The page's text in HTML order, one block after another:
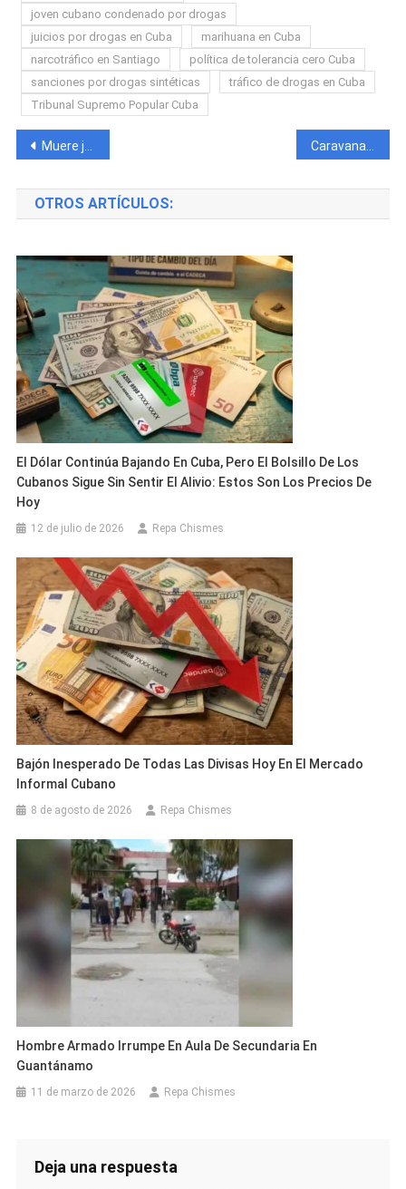
joven cubano condenado por drogas
juicios por drogas en Cuba
marihuana en Cuba
narcotráfico en Santiago
política de tolerancia cero Cuba
sanciones por drogas sintéticas
tráfico de drogas en Cuba
Tribunal Supremo Popular Cuba
Navegación
de
entradas
Muere joven agricultor de 28 años por impacto de rayo en Matanzas
OTROS ARTÍCULOS:
El Dólar Continúa Bajando En Cuba, Pero El Bolsillo De Los
Cubanos Sigue Sin Sentir El Alivio: Estos Son Los Precios De
Hoy
12 de julio de 2026 Repa Chismes
Bajón Inesperado De Todas Las Divisas Hoy En El Mercado
Informal Cubano
8 de agosto de 2026 Repa Chismes
Hombre Armado Irrumpe En Aula De Secundaria En
Guantánamo
11 de marzo de 2026 Repa Chismes
Deja una respuesta